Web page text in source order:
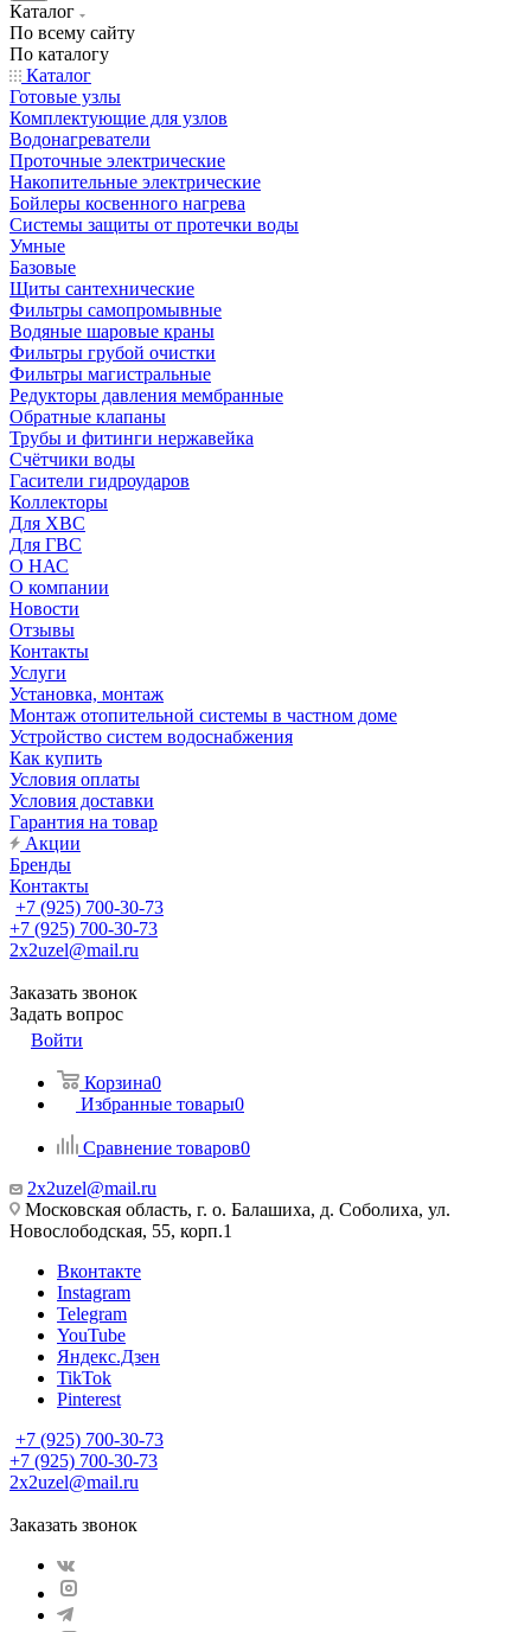
Каталог
По всему сайту
По каталогу
Каталог
Готовые узлы
Комплектующие для узлов
Водонагреватели
Проточные электрические
Накопительные электрические
Бойлеры косвенного нагрева
Системы защиты от протечки воды
Умные
Базовые
Щиты сантехнические
Фильтры самопромывные
Водяные шаровые краны
Фильтры грубой очистки
Фильтры магистральные
Редукторы давления мембранные
Обратные клапаны
Трубы и фитинги нержавейка
Счётчики воды
Гасители гидроударов
Коллекторы
Для ХВС
Для ГВС
О НАС
О компании
Новости
Отзывы
Контакты
Услуги
Установка, монтаж
Монтаж отопительной системы в частном доме
Устройство систем водоснабжения
Как купить
Условия оплаты
Условия доставки
Гарантия на товар
Акции
Бренды
Контакты
+7 (925) 700-30-73
+7 (925) 700-30-73
2x2uzel@mail.ru
Заказать звонок
Задать вопрос
Войти
Корзина0
Избранные товары0
Сравнение товаров0
2x2uzel@mail.ru
Московская область, г. о. Балашиха, д. Соболиха, ул.
Новослободская, 55, корп.1
Вконтакте
Instagram
Telegram
YouTube
Яндекс.Дзен
TikTok
Pinterest
+7 (925) 700-30-73
+7 (925) 700-30-73
2x2uzel@mail.ru
Заказать звонок